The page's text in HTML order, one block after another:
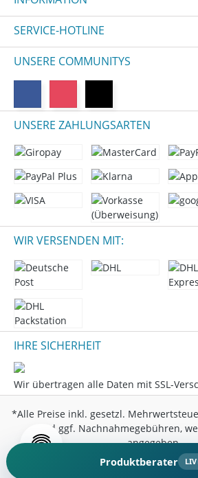
SERVICE-HOTLINE
UNSERE COMMUNITYS
UNSERE ZAHLUNGSARTEN
WIR VERSENDEN MIT:
IHRE SICHERHEIT
Wir übertragen alle Daten mit SSL-
*Alle Preise inkl. gesetzl.
und ggf. Nachnahmegebühren,
angegeben.
© 2026 Marini Entertainment GmbH -
Produktberater